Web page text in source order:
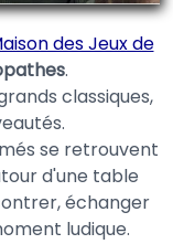
des Jeux de
.
classiques,
se retrouvent
d'une table
échanger
ludique.